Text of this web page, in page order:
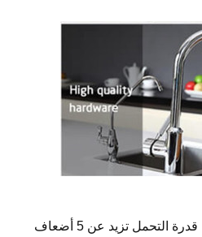
تصميم خاص لرمز التعليق، قدرة التحمل تزيد عن 5 أضعاف